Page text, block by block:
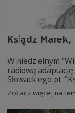
Ksiądz
W niedzielnym
radiową
Słowackiego pt.
Zobacz więcej na